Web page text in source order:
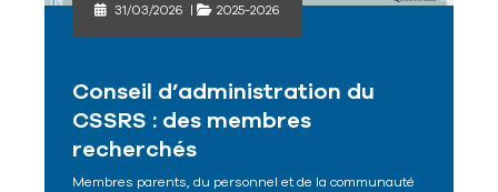
31/03/2026 | 2025-2026
Conseil d’administration du
CSSRS : des membres
recherchés
Membres parents, du personnel et de la communauté